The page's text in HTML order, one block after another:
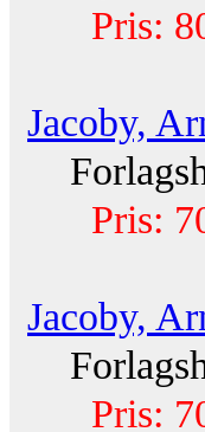
Pris:
Jacoby,
Pris:
Jacoby,
Pris: